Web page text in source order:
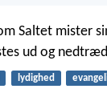
Saltet mister
ud og
lydighed